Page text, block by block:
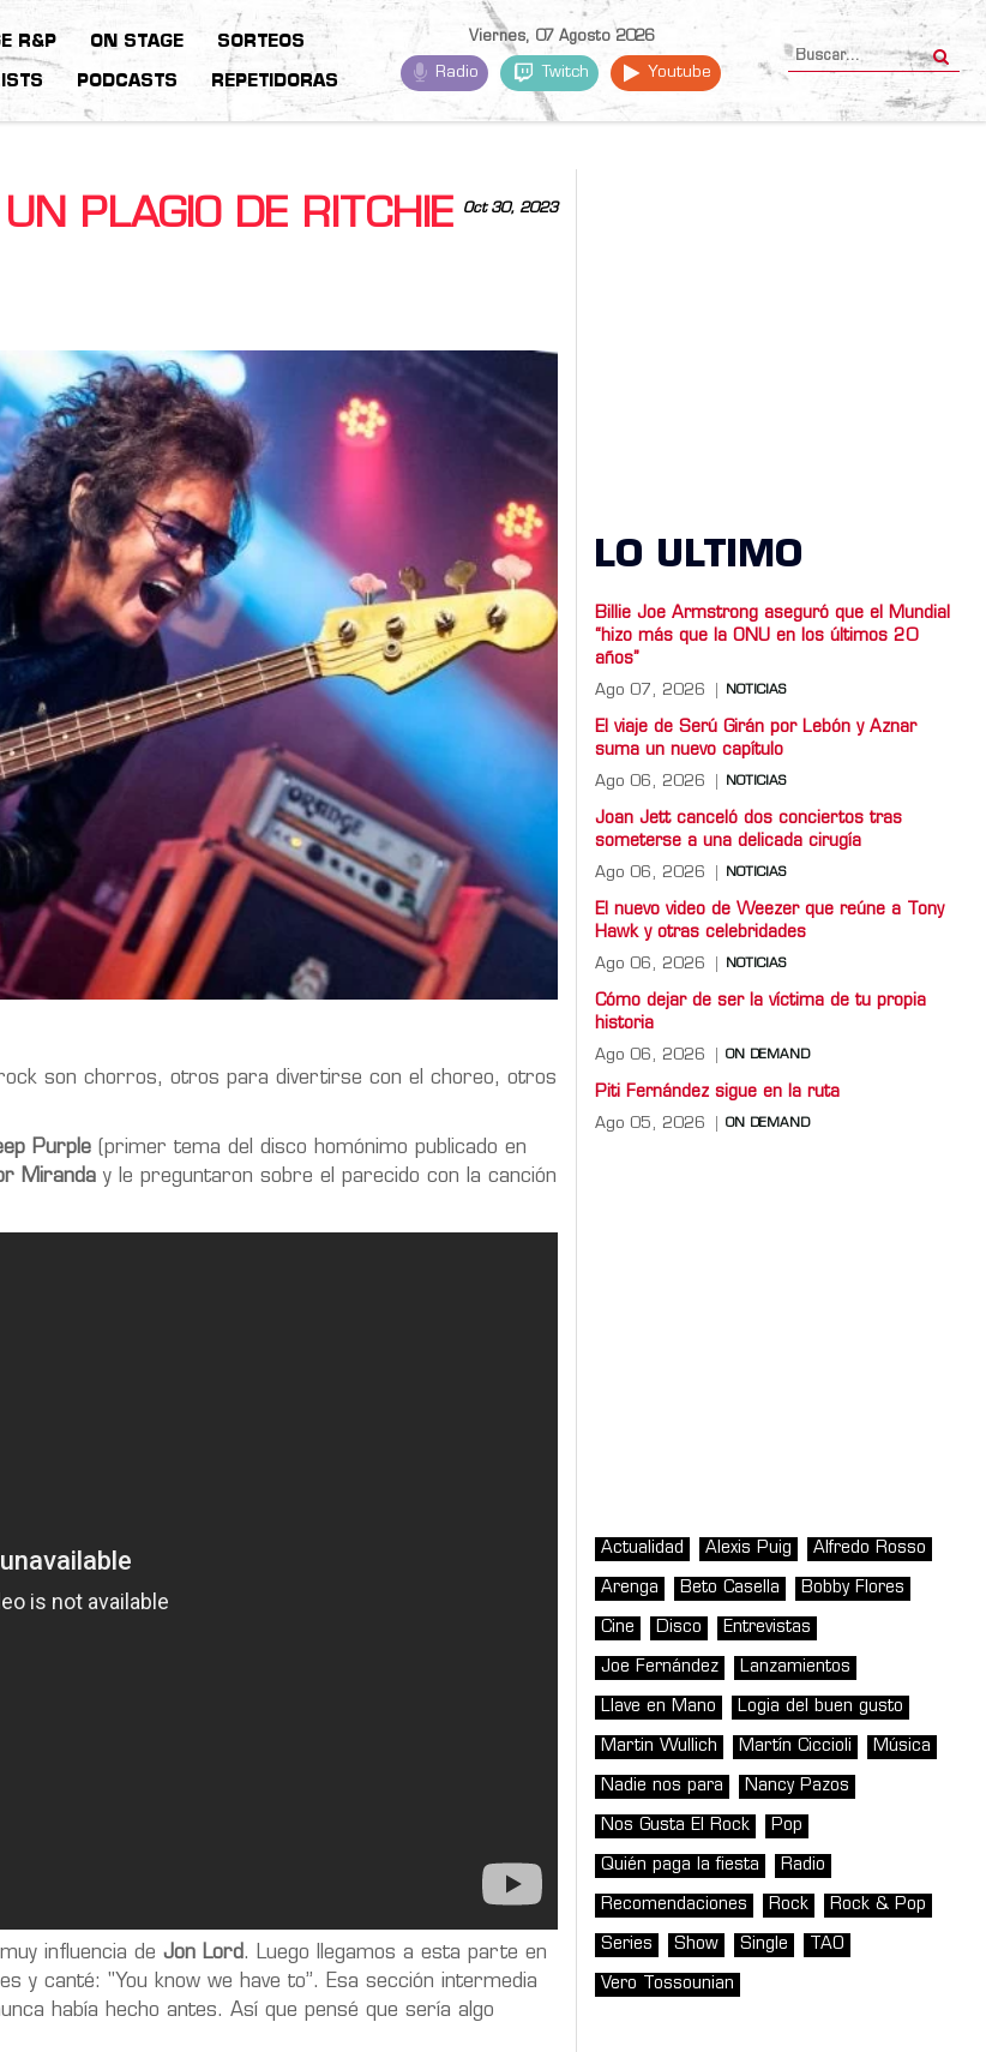
R&P ON STAGE SORTEOS
PODCASTS REPETIDORAS
Viernes, 07 Agosto 2026
Radio Twitch Youtube
Oct 30, 2023
PLAGIO DE RITCHIE
son chorros, otros para divertirse con el choreo, otros
Purple (primer tema del disco homónimo publicado en
Miranda y le preguntaron sobre el parecido con la canción
influencia de Jon Lord. Luego llegamos a esta parte en
y canté: "You know we have to”. Esa sección intermedia
había hecho antes. Así que pensé que sería algo
LO ULTIMO
Billie Joe Armstrong aseguró que el Mundial
“hizo más que la ONU en los últimos 20
años”
Ago 07, 2026 NOTICIAS
El viaje de Serú Girán por Lebón y Aznar
suma un nuevo capítulo
Ago 06, 2026 NOTICIAS
Joan Jett canceló dos conciertos tras
someterse a una delicada cirugía
Ago 06, 2026 NOTICIAS
El nuevo video de Weezer que reúne a Tony
Hawk y otras celebridades
Ago 06, 2026 NOTICIAS
Cómo dejar de ser la víctima de tu propia
historia
Ago 06, 2026 ON DEMAND
Piti Fernández sigue en la ruta
Ago 05, 2026 ON DEMAND
Actualidad Alexis Puig Alfredo Rosso
Arenga Beto Casella Bobby Flores
Cine Disco Entrevistas
Joe Fernández Lanzamientos
Llave en Mano Logia del buen gusto
Martin Wullich Martín Ciccioli Música
Nadie nos para Nancy Pazos
Nos Gusta El Rock Pop
Quién paga la fiesta Radio
Recomendaciones Rock Rock & Pop
Series Show Single TAO
Vero Tossounian